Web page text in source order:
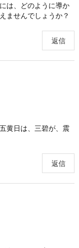
は、どのように導か
ませんでしょうか？
返信
黄日は、三碧が、震
返信